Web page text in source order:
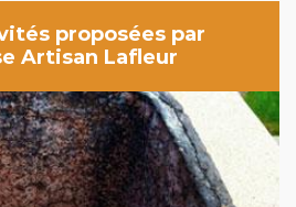
proposées par
Artisan Lafleur